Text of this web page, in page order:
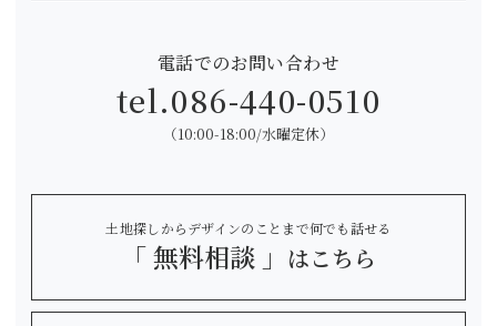
電話でのお問い合わせ
tel.086-440-0510
（10:00-18:00/水曜定休）
土地探しからデザインのことまで何でも話せる
「 無料相談 」 はこちら